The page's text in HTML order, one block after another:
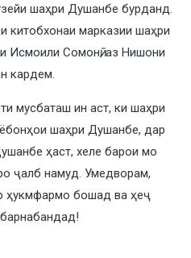
шаҳри Душанбе бурданд.
китобхонаи марказии шаҳри
Исмоили Сомонӣ, аз Нишони
кардем.
мусбаташ ин аст, ки шаҳри
шаҳри Душанбе, дар
ҳаст, хеле барои мо
ҷалб намуд. Умедворам,
ҳукмфармо бошад ва ҳеҷ